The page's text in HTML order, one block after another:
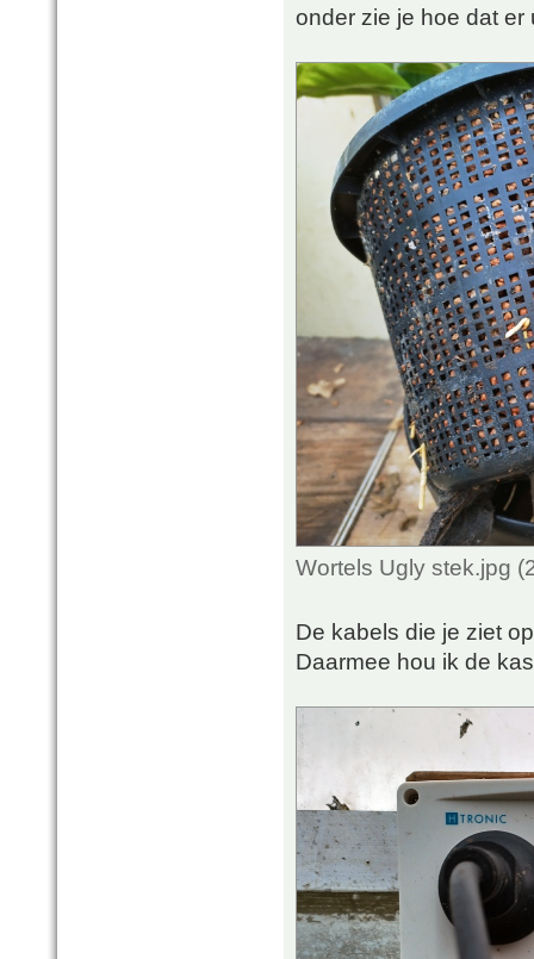
onder zie je hoe dat er
Wortels Ugly stek.jpg
De kabels die je ziet
Daarmee hou ik de